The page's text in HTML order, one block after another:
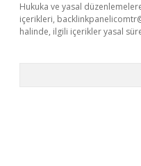
Hukuka ve yasal
içerikleri,
halinde, ilgili içerikler yasal